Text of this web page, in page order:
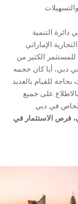
التنمية
الإماراتي
2 لعام 2015) . ويقدم للمستثمر الكثير من
دبي، أيا كان حجمه
للقيام بالعديد
على جميع
الخاص في دبي
فرص الاستثمار في